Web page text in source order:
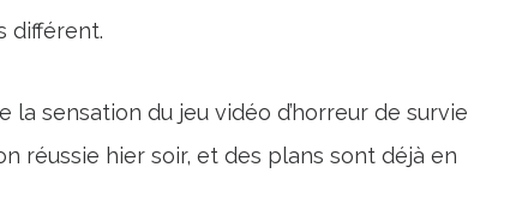
différent.
la sensation du jeu vidéo d’horreur de survie
réussie hier soir, et des plans sont déjà en